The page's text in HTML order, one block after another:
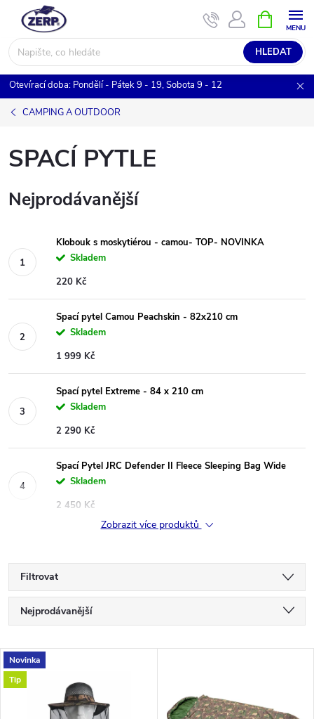
obsah
HLEDAT
NÁKUPNÍ
KOŠÍK
Otevírací doba: Pondělí - Pátek 9 - 19, Sobota 9 - 12
CAMPING A OUTDOOR
SPACÍ PYTLE
Nejprodávanější
Klobouk s moskytiérou - camou- TOP- NOVINKA
Skladem
220 Kč
Spací pytel Camou Peachskin - 82x210 cm
Skladem
1 999 Kč
Spací pytel Extreme - 84 x 210 cm
Skladem
2 290 Kč
Spací Pytel JRC Defender II Fleece Sleeping Bag Wide
Skladem
2 450 Kč
Zobrazit více produktů
Filtrovat
Ř
a
z
Nejprodávanější
Nejdražší
V
ý
Novinka
Tip